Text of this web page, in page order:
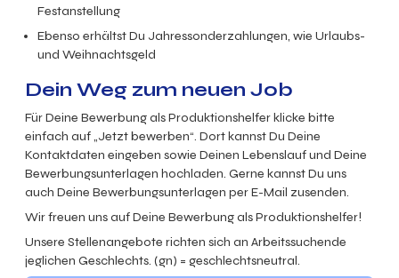
Festanstellung
Ebenso erhältst Du Jahressonderzahlungen, wie Urlaubs-
und Weihnachtsgeld
Dein Weg zum neuen Job
Für Deine Bewerbung als Produktionshelfer klicke bitte
einfach auf „Jetzt bewerben“. Dort kannst Du Deine
Kontaktdaten eingeben sowie Deinen Lebenslauf und Deine
Bewerbungsunterlagen hochladen. Gerne kannst Du uns
auch Deine Bewerbungsunterlagen per E-Mail zusenden.
Wir freuen uns auf Deine Bewerbung als Produktionshelfer!
Unsere Stellenangebote richten sich an Arbeitssuchende
jeglichen Geschlechts. (gn) = geschlechtsneutral.